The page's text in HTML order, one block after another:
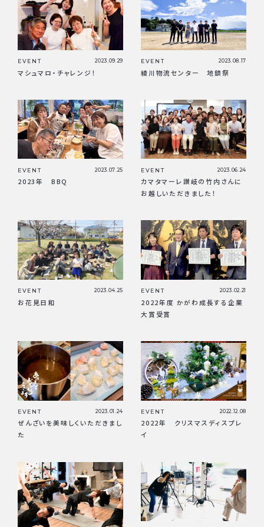
EVENT 2023.09.29
マシュマロ・チャレンジ！
EVENT 2023.08.17
綾川物流センター 地鎮祭
EVENT 2023.07.25
2023年 BBQ
EVENT 2023.06.24
カマタマーレ讃岐の竹内さんに
お越しいただきました！
EVENT 2023.04.25
お花見日和
EVENT 2023.02.21
2022年度 かがわ成長する企業
大賞受賞
EVENT 2023.01.24
ぜんざいを美味しくいただきまし
た
EVENT 2022.12.08
2022年 クリスマスディスプレ
イ